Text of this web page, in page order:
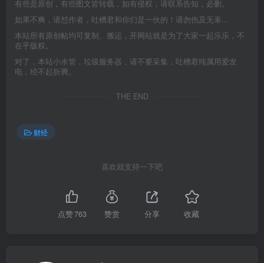
有些是原创，有些图文皆转载，如有侵权，请联系告知，必删。
如果不爽，请怼作者，吐槽君和你们是一伙的！请勿伤及无辜...
本站所有原创帖均可复制、搬运，开网站就是为了大家一起乐乐，不
在乎版权。
对了，本站小水管，垃圾服务器，请不要采集，吐槽君纯属用爱发
电，经不起折腾。
THE END
财经
喜欢就支持一下吧
点赞763 赞赏 分享 收藏